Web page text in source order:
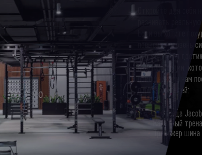
Откройте для
развивать
Если вы хотите
повысить уровень
программ для
инструкторами,
помощниками нам
производителей:
Лестница
Канатный
Тренажер шина